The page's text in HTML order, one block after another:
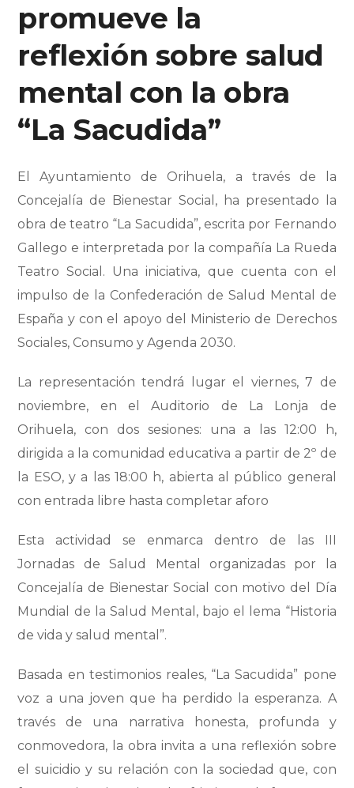
promueve la
reflexión sobre salud
mental con la obra
“La Sacudida”
El Ayuntamiento de Orihuela, a través de la
Concejalía de Bienestar Social, ha presentado la
obra de teatro “La Sacudida”, escrita por Fernando
Gallego e interpretada por la compañía La Rueda
Teatro Social. Una iniciativa, que cuenta con el
impulso de la Confederación de Salud Mental de
España y con el apoyo del Ministerio de Derechos
Sociales, Consumo y Agenda 2030.
La representación tendrá lugar el viernes, 7 de
noviembre, en el Auditorio de La Lonja de
Orihuela, con dos sesiones: una a las 12:00 h,
dirigida a la comunidad educativa a partir de 2º de
la ESO, y a las 18:00 h, abierta al público general
con entrada libre hasta completar aforo
Esta actividad se enmarca dentro de las III
Jornadas de Salud Mental organizadas por la
Concejalía de Bienestar Social con motivo del Día
Mundial de la Salud Mental, bajo el lema “Historia
de vida y salud mental”.
Basada en testimonios reales, “La Sacudida” pone
voz a una joven que ha perdido la esperanza. A
través de una narrativa honesta, profunda y
conmovedora, la obra invita a una reflexión sobre
el suicidio y su relación con la sociedad que, con